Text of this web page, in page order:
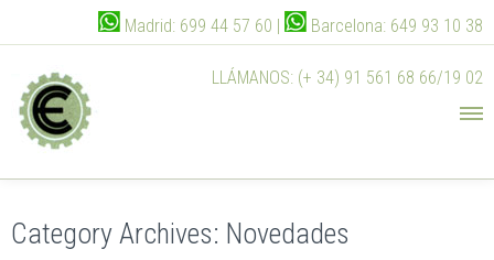
Madrid: 699 44 57 60 | Barcelona: 649 93 10 38
LLÁMANOS: (+ 34) 91 561 68 66/19 02
Category Archives: Novedades